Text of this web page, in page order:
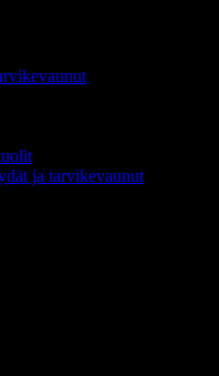
ja tarvikevaunut